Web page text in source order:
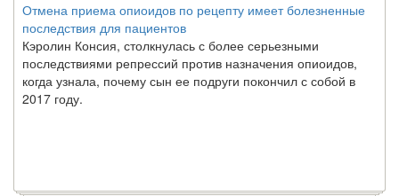
Отмена приема опиоидов по рецепту имеет болезненные
последствия для пациентов
Кэролин Консия, столкнулась с более серьезными
последствиями репрессий против назначения опиоидов,
когда узнала, почему сын ее подруги покончил с собой в
2017 году.